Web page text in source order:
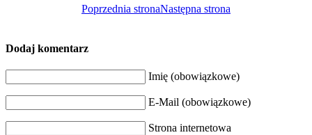
Poprzednia stronaNastępna strona
Dodaj komentarz
Imię (obowiązkowe)
E-Mail (obowiązkowe)
Strona internetowa